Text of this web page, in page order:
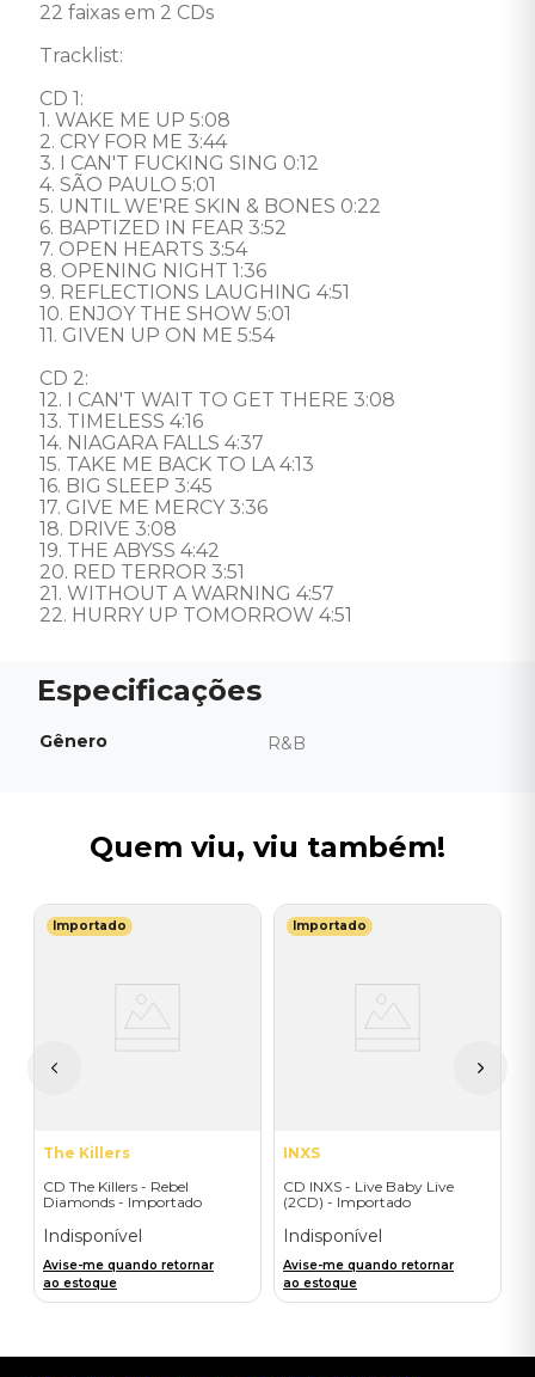
22 faixas em 2 CDs
Tracklist:
CD 1:
1. WAKE ME UP 5:08
2. CRY FOR ME 3:44
3. I CAN'T FUCKING SING 0:12
4. SÃO PAULO 5:01
5. UNTIL WE'RE SKIN & BONES 0:22
6. BAPTIZED IN FEAR 3:52
7. OPEN HEARTS 3:54
8. OPENING NIGHT 1:36
9. REFLECTIONS LAUGHING 4:51
10. ENJOY THE SHOW 5:01
11. GIVEN UP ON ME 5:54
CD 2:
12. I CAN'T WAIT TO GET THERE 3:08
13. TIMELESS 4:16
14. NIAGARA FALLS 4:37
15. TAKE ME BACK TO LA 4:13
16. BIG SLEEP 3:45
17. GIVE ME MERCY 3:36
18. DRIVE 3:08
19. THE ABYSS 4:42
20. RED TERROR 3:51
21. WITHOUT A WARNING 4:57
22. HURRY UP TOMORROW 4:51
Gênero R&B
Quem viu, viu também!
Importado
The Killers
CD The Killers - Rebel
Diamonds - Importado
Indisponível
Avise-me quando retornar
ao estoque
Importado
INXS
CD INXS - Live Baby Live
(2CD) - Importado
Indisponível
Avise-me quando retornar
ao estoque